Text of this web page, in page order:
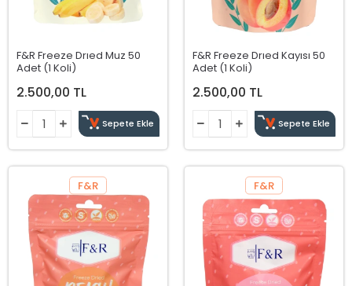
F&R Freeze Drıed Muz 50
Adet (1 Koli)
2.500,00 TL
Sepete Ekle
F&R Freeze Drıed Kayısı 50
Adet (1 Koli)
2.500,00 TL
Sepete Ekle
F&R F&R